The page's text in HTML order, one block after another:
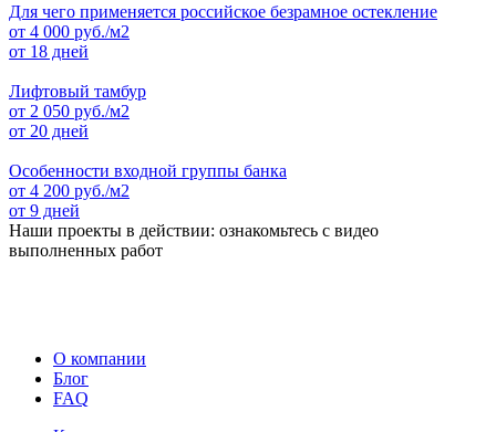
Для чего применяется российское безрамное остекление
от 4 000 руб./м2
от 18 дней
Лифтовый тамбур
от 2 050 руб./м2
от 20 дней
Особенности входной группы банка
от 4 200 руб./м2
от 9 дней
Наши проекты в действии: ознакомьтесь с видео
выполненных работ
О компании
Блог
FAQ